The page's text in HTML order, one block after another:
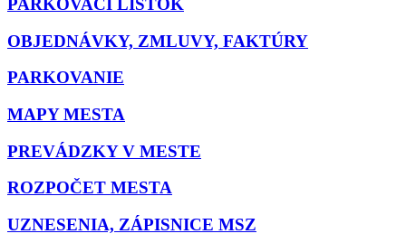
PARKOVACÍ LÍSTOK
OBJEDNÁVKY, ZMLUVY, FAKTÚRY
PARKOVANIE
MAPY MESTA
PREVÁDZKY V MESTE
ROZPOČET MESTA
UZNESENIA, ZÁPISNICE MSZ